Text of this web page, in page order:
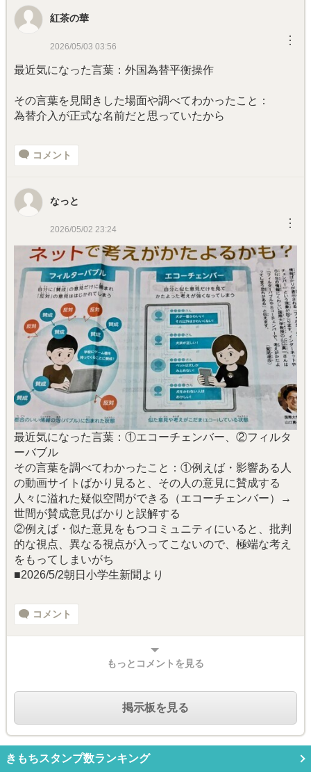
紅茶の華
2026/05/03 03:56 ︙
最近気になった言葉： 外国為替平衡操作
その言葉を見聞きした場面や調べてわかったこと：
為替介入が正式な名前だと思っていたから
コメント
なっと
2026/05/02 23:24 ︙
最近気になった言葉：①エコーチェンバー、②フィルタ
ーバブル
その言葉を調べてわかったこと：①例えば・影響ある人
の動画サイトばかり見ると、その人の意見に賛成する
人々に溢れた疑似空間ができる（エコーチェンバー）→
世間が賛成意見ばかりと誤解する
②例えば・似た意見をもつコミュニティにいると、批判
的な視点、異なる視点が入ってこないので、極端な考え
をもってしまいがち
■2026/5/2朝日小学生新聞より
コメント
もっとコメントを見る
掲示板を見る
きもちスタンプ数ランキング